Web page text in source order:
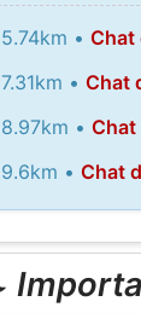
5.74km • Chat
7.31km • Chat
8.97km • Chat
9.6km • Chat